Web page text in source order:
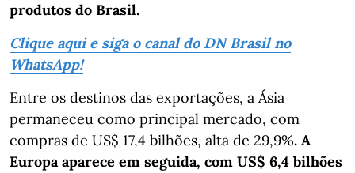
produtos do Brasil.
Clique aqui e siga o canal do DN Brasil no
WhatsApp!
Entre os destinos das exportações, a Ásia
permaneceu como principal mercado, com
compras de US$ 17,4 bilhões, alta de 29,9%. A
Europa aparece em seguida, com US$ 6,4 bilhões